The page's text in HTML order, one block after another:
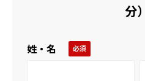
分）
姓・名